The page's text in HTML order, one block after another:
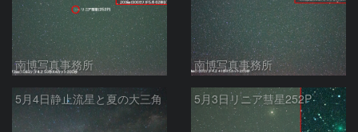
南博写真事務所 南博写真事務所
5月4日静止流星と夏の大三角 5月3日リニア彗星252P